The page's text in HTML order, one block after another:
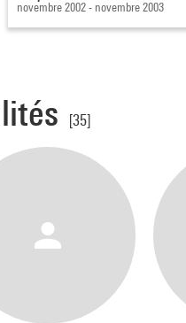
novembre 2002 - novembre 2003
[35]